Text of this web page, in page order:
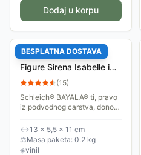
Dodaj u korpu
BESPLATNA DOSTAVA
Schleich® BAYALA®
Figure Sirena Isabelle i
delfin 70719
(15)
​​Schleich® BAYALA® ti, pravo
iz podvodnog carstva, donosi
i njenog delfina. Njih dvoje
zajedno vole da istražuju...
↔13 × 5,5 × 11 cm
⚖Masa paketa: 0.2 kg
◈vinil